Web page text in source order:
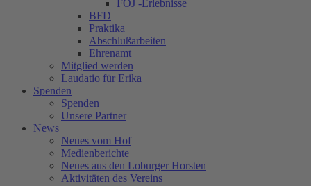
FÖJ -Erlebnisse
BFD
Praktika
Abschlußarbeiten
Ehrenamt
Mitglied werden
Laudatio für Erika
Spenden
Spenden
Unsere Partner
News
Neues vom Hof
Medienberichte
Neues aus den Loburger Horsten
Aktivitäten des Vereins